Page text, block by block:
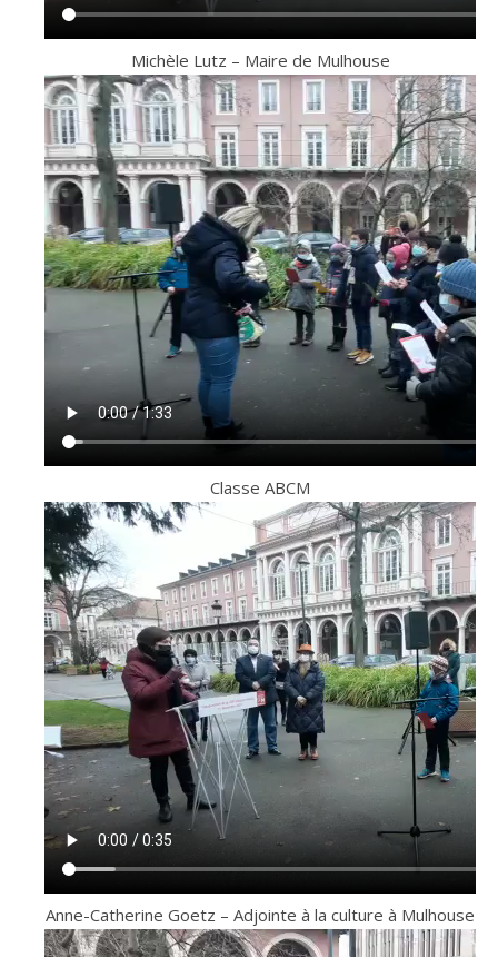
Michèle Lutz – Maire de Mulhouse
Classe ABCM
Anne-Catherine Goetz – Adjointe à la culture à Mulhouse